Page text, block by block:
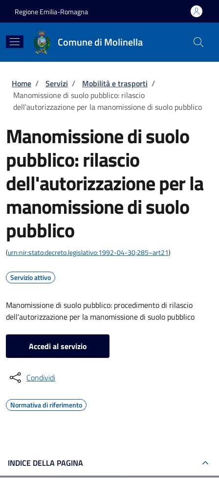
Regione Emilia-Romagna
Comune di Molinella
Briciole di pane
Home / Servizi / Mobilità e trasporti /
Manomissione di suolo pubblico: rilascio
dell'autorizzazione per la manomissione di suolo pubblico
Manomissione di suolo
pubblico: rilascio
dell'autorizzazione per la
manomissione di suolo
pubblico
(urn:nir:stato:decreto.legislativo:1992-04-30;285~art21)
Servizio attivo
Manomissione di suolo pubblico: procedimento di rilascio
dell'autorizzazione per la manomissione di suolo pubblico
Accedi al servizio
Condividi
Normativa di riferimento
INDICE DELLA PAGINA